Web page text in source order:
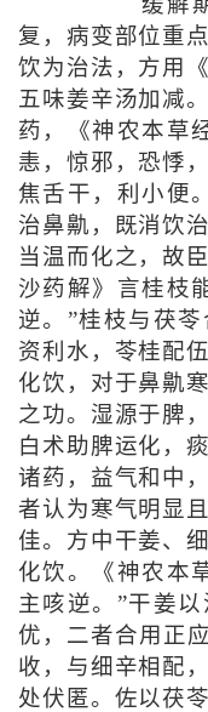
复，病变部位重
饮为治法，方用
五味姜辛汤加减
药，《神农本草
恚，惊邪，恐悸
焦舌干，利小便
治鼻鼽，既消饮
当温而化之，故
沙药解》言桂枝
逆。”桂枝与茯
资利水，苓桂配
化饮，对于鼻鼽
之功。湿源于脾
白术助脾运化，
诸药，益气和中
者认为寒气明显
佳。方中干姜、
化饮。《神农本
主咳逆。”干姜
优，二者合用正
收，与细辛相配
处伏匿。佐以茯